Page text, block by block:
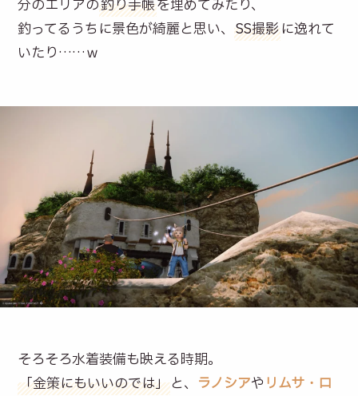
分のエリアの釣り手帳を埋めてみたり、
釣ってるうちに景色が綺麗と思い、SS撮影に逸れて
いたり……ｗ
そろそろ水着装備も映える時期。
「金策にもいいのでは」と、 ラノシアやリムサ・ロ